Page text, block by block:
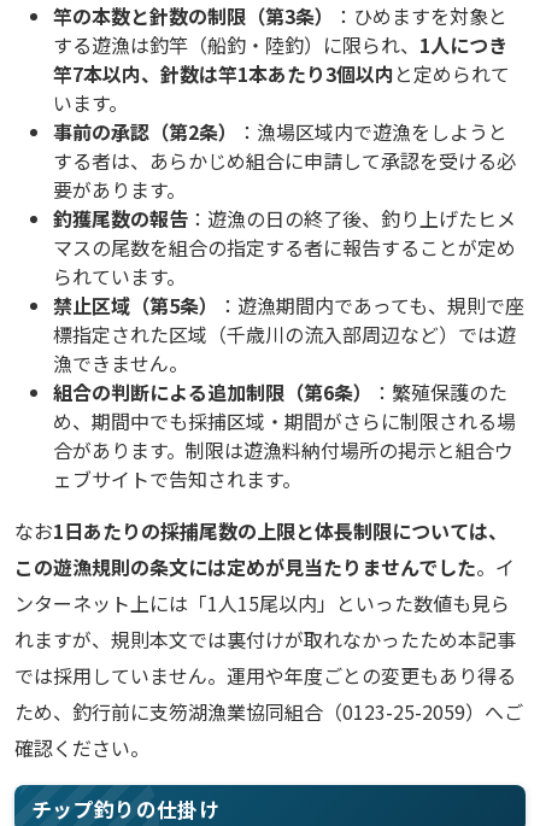
竿の本数と針数の制限（第3条）
：ひめますを対象と
する遊漁は釣竿（船釣・陸釣）に限られ、 1人につき
竿7本以内、針数は竿1本あたり3個以内 と定められて
います。
事前の承認（第2条）
：漁場区域内で遊漁をしようと
する者は、あらかじめ組合に申請して承認を受ける必
要があります。
釣獲尾数の報告 ：遊漁の日の終了後、釣り上げたヒメ
マスの尾数を組合の指定する者に報告することが定め
られています。
禁止区域（第5条）
：遊漁期間内であっても、規則で座
標指定された区域（千歳川の流入部周辺など）では遊
漁できません。
組合の判断による追加制限（第6条）
：繁殖保護のた
め、期間中でも採捕区域・期間がさらに制限される場
合があります。制限は遊漁料納付場所の掲示と組合ウ
ェブサイトで告知されます。
なお1日あたりの採捕尾数の上限と体長制限については、
この遊漁規則の条文には定めが見当たりませんでした。イ
ンターネット上には「1人15尾以内」といった数値も見ら
れますが、規則本文では裏付けが取れなかったため本記事
では採用していません。運用や年度ごとの変更もあり得る
ため、釣行前に支笏湖漁業協同組合（0123-25-2059）へご
確認ください。
チップ釣りの仕掛け